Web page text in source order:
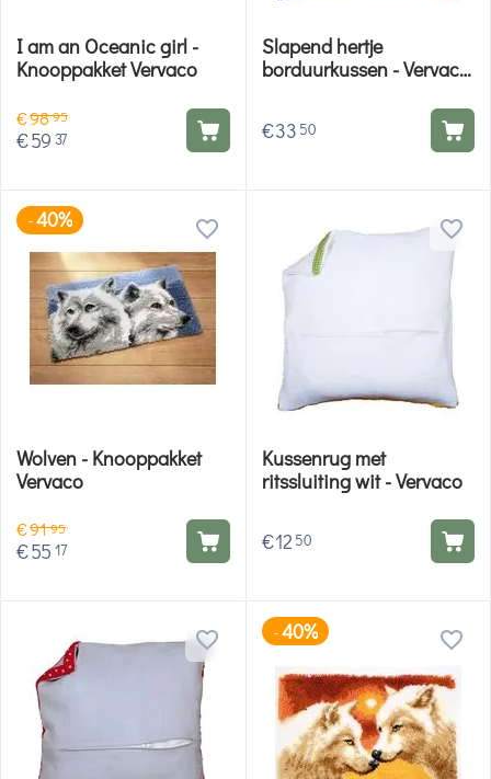
I am an Oceanic girl -
Knooppakket Vervaco
€9895
€59 37
Slapend hertje
borduurkussen - Vervaco
€33 50
-40%
Wolven - Knooppakket
Vervaco
€9195
€55 17
Kussenrug met
ritssluiting wit - Vervaco
€12 50
-40%